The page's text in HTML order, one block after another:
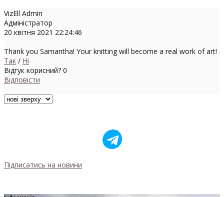
VizEll Admin
Адміністратор
20 квітня 2021 22:24:46
Thank you Samantha! Your knitting will become a real work of art!
Так / Ні
Відгук корисний? 0
Відповісти
Підписатись на новини